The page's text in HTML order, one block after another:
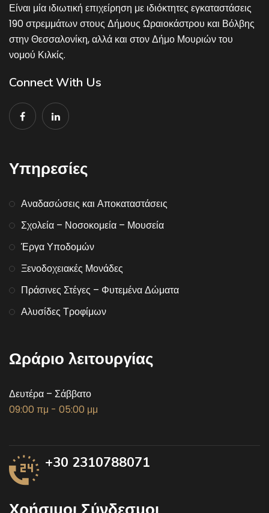
Είναι μία ιδιωτική επιχείρηση με ιδιόκτητες εγκαταστάσεις
190 στρεμμάτων στους Δήμους Ωραιοκάστρου και Βόλβης
στην Θεσσαλονίκη, αλλά και στον Δήμο Μουριών του
νομού Κιλκίς.
Connect With Us
Υπηρεσίες
Αναδασώσεις και Αποκαταστάσεις
Σχολεία – Νοσοκομεία – Μουσεία
Έργα Υποδομών
Ξενοδοχειακές Μονάδες
Πράσινες Στέγες – Φυτεμένα Δώματα
Αλυσίδες Τροφίμων
Ωράριο λειτουργίας
Δευτέρα – Σάββατο
09:00 πμ - 05:00 μμ
+30 2310788071